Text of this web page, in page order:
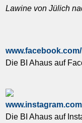
Lawine von Jülich
Die BI Ahaus auf
Die BI Ahaus auf